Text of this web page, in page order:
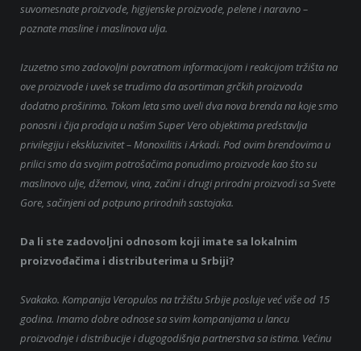
suvomesnate proizvode, higijenske proizvode, pelene i naravno –
poznate masline i maslinova ulja.
Izuzetno smo zadovoljni povratnom informacijom i reakcijom tržišta na
ove proizvode i uvek se trudimo da asortiman grčkih proizvoda
dodatno proširimo. Tokom leta smo uveli dva nova brenda na koje smo
ponosni i čija prodaja u našim Super Vero objektima predstavlja
privilegiju i ekskluzivitet – Monoxilitis i Arkadi. Pod ovim brendovima u
prilici smo da svojim potrošačima ponudimo proizvode kao što su
maslinovo ulje, džemovi, vina, začini i drugi prirodni proizvodi sa Svete
Gore, sačinjeni od potpuno prirodnih sastojaka.
Da li ste zadovoljni odnosom koji imate sa lokalnim
proizvođačima i distributerima u Srbiji?
Svakako. Kompanija Veropulos na tržištu Srbije posluje već više od 15
godina. Imamo dobre odnose sa svim kompanijama u lancu
proizvodnje i distribucije i dugogodišnja partnerstva sa istima. Većinu